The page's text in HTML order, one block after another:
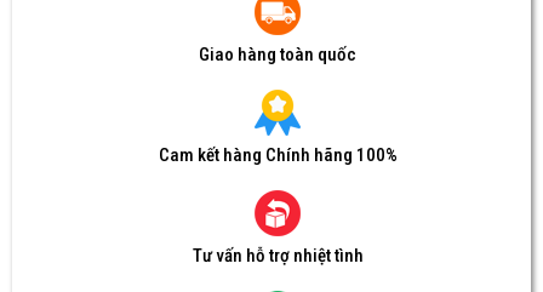
Giao hàng toàn quốc
Cam kết hàng Chính hãng 100%
Tư vấn hỗ trợ nhiệt tình